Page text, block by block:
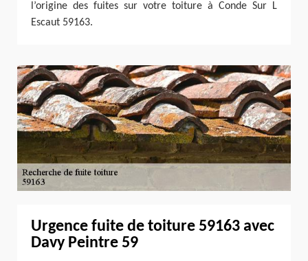
l’origine des fuites sur votre toiture à Conde Sur L
Escaut 59163.
Urgence fuite de toiture 59163 avec
Davy Peintre 59